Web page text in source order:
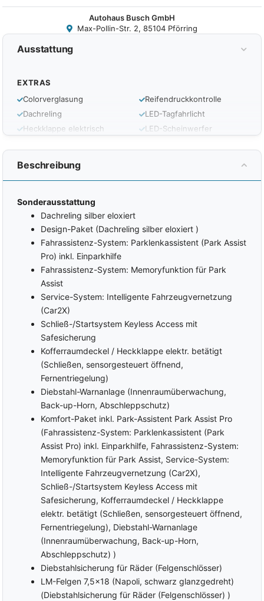
Ausstattung
EXTRAS
Colorverglasung
Dachreling
Heckklappe elektrisch
Reifendruckkontrolle
LED-Tagfahrlicht
LED-Scheinwerfer
INTERIOR
Zentralverriegelung mit
Funk
Keyless Entry
Keyless-Go
Coming-Home-Funktion
Leaving-Home-Funktion
Außenspiegel elektrisch
verstellbar
Außenspiegel beheizbar
Außenspiegel elektrisch
anklappbar
Elektrische Fensterheber
Ambiente-Beleuchtung
Polsterstoff
Sitzheizung vorne
Beifahrersitz umklappbar
Vordersitze
höhenverstellbar
Lendenwirbelstützen
vorne
ISOFIX am Beifahrersitz
Rücksitzbank teilbar
Rücksitzbank verschiebbar
Multifunktionslenkrad
Lederlenkrad
Schaltwippen am Lenkrad
Klimaautomatik 3-Zonen
Gruppe Innenausstattung
und Komfort
MULTIMEDIA
Bordcomputer
Virtual/Digital Cockpit
Radio
Freisprecheinrichtung
Bluetooth
USB Anschluss
Android Auto
Apple Car Play
Musikstreaming (integriert)
Touchscreen
Connected
Service/Vernetztes
Fahrzeug
Gruppe Multimedia und
Kommunikation
SAFETY
Beschreibung
Sonderausstattung
Dachreling silber eloxiert
Design-Paket (Dachreling silber eloxiert )
Fahrassistenz-System: Parklenkassistent (Park Assist
Pro) inkl. Einparkhilfe
Fahrassistenz-System: Memoryfunktion für Park
Assist
Service-System: Intelligente Fahrzeugvernetzung
(Car2X)
Schließ-/Startsystem Keyless Access mit
Safesicherung
Kofferraumdeckel / Heckklappe elektr. betätigt
(Schließen, sensorgesteuert öffnend,
Fernentriegelung)
Diebstahl-Warnanlage (Innenraumüberwachung,
Back-up-Horn, Abschleppschutz)
Komfort-Paket inkl. Park-Assistent Park Assist Pro
(Fahrassistenz-System: Parklenkassistent (Park
Assist Pro) inkl. Einparkhilfe, Fahrassistenz-System:
Memoryfunktion für Park Assist, Service-System:
Intelligente Fahrzeugvernetzung (Car2X),
Schließ-/Startsystem Keyless Access mit
Safesicherung, Kofferraumdeckel / Heckklappe
elektr. betätigt (Schließen, sensorgesteuert öffnend,
Fernentriegelung), Diebstahl-Warnanlage
(Innenraumüberwachung, Back-up-Horn,
Abschleppschutz) )
Diebstahlsicherung für Räder (Felgenschlösser)
LM-Felgen 7,5x18 (Napoli, schwarz glanzgedreht)
(Diebstahlsicherung für Räder (Felgenschlösser) )
Autohaus Busch GmbH
Max-Pollin-Str. 2, 85104 Pförring